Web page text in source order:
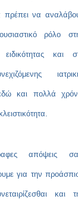
πρέπει να
ρόλο
και
και πολλά
απόψεις
για την
και